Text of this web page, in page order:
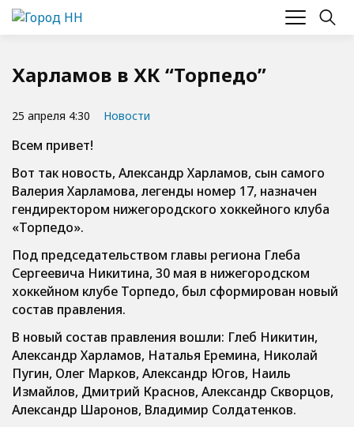
Харламов в ХК “Торпедо”
25 апреля 4:30 Новости
Всем привет!
Вот так новость, Александр Харламов, сын самого
Валерия Харламова, легенды номер 17, назначен
гендиректором нижегородского хоккейного клуба
«Торпедо».
Под председательством главы региона Глеба
Сергеевича Никитина, 30 мая в нижегородском
хоккейном клубе Торпедо, был сформирован новый
состав правления.
В новый состав правления вошли: Глеб Никитин,
Александр Харламов, Наталья Еремина, Николай
Пугин, Олег Марков, Александр Югов, Наиль
Измайлов, Дмитрий Краснов, Александр Скворцов,
Александр Шаронов, Владимир Солдатенков.